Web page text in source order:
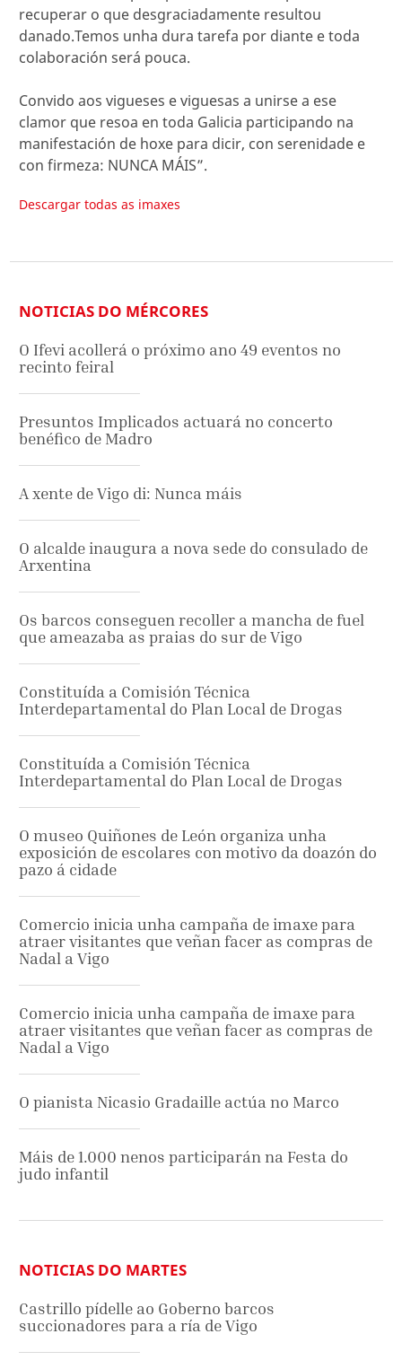
recuperar o que desgraciadamente resultou
danado.Temos unha dura tarefa por diante e toda
colaboración será pouca.
Convido aos vigueses e viguesas a unirse a ese
clamor que resoa en toda Galicia participando na
manifestación de hoxe para dicir, con serenidade e
con firmeza: NUNCA MÁIS”.
Descargar todas as imaxes
NOTICIAS DO MÉRCORES
O Ifevi acollerá o próximo ano 49 eventos no
recinto feiral
Presuntos Implicados actuará no concerto
benéfico de Madro
A xente de Vigo di: Nunca máis
O alcalde inaugura a nova sede do consulado de
Arxentina
Os barcos conseguen recoller a mancha de fuel
que ameazaba as praias do sur de Vigo
Constituída a Comisión Técnica
Interdepartamental do Plan Local de Drogas
Constituída a Comisión Técnica
Interdepartamental do Plan Local de Drogas
O museo Quiñones de León organiza unha
exposición de escolares con motivo da doazón do
pazo á cidade
Comercio inicia unha campaña de imaxe para
atraer visitantes que veñan facer as compras de
Nadal a Vigo
Comercio inicia unha campaña de imaxe para
atraer visitantes que veñan facer as compras de
Nadal a Vigo
O pianista Nicasio Gradaille actúa no Marco
Máis de 1.000 nenos participarán na Festa do
judo infantil
NOTICIAS DO MARTES
Castrillo pídelle ao Goberno barcos
succionadores para a ría de Vigo